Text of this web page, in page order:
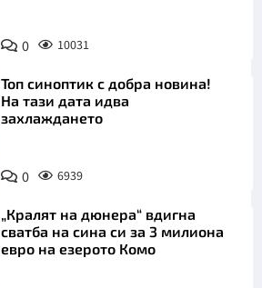
0 10031
Топ синоптик с добра новина!
На тази дата идва
захлаждането
0 6939
„Кралят на дюнера“ вдигна
сватба на сина си за 3 милиона
евро на езерото Комо